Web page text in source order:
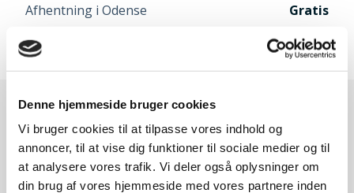
Denne hjemmeside bruger cookies
Vi bruger cookies til at tilpasse vores indhold og
annoncer, til at vise dig funktioner til sociale medier og til
at analysere vores trafik. Vi deler også oplysninger om
din brug af vores hjemmeside med vores partnere inden
Afhentning i Odense
Gratis
Speditør vælges når du går til betaling